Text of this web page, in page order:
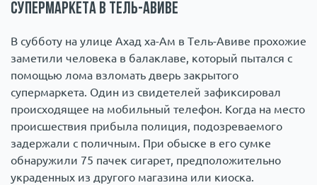
супермаркета в Тель-Авиве
В субботу на улице Ахад ха-Ам в Тель-Авиве прохожие
заметили человека в балаклаве, который пытался с
помощью лома взломать дверь закрытого
супермаркета. Один из свидетелей зафиксировал
происходящее на мобильный телефон. Когда на место
происшествия прибыла полиция, подозреваемого
задержали с поличным. При обыске в его сумке
обнаружили 75 пачек сигарет, предположительно
украденных из другого магазина или киоска.